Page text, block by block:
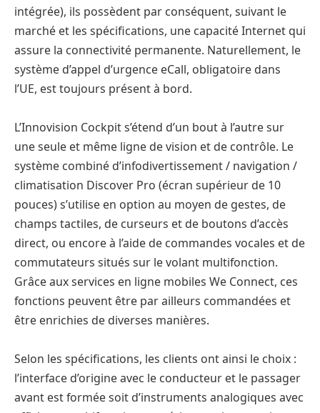
intégrée), ils possèdent par conséquent, suivant le
marché et les spécifications, une capacité Internet qui
assure la connectivité permanente. Naturellement, le
système d’appel d’urgence eCall, obligatoire dans
l’UE, est toujours présent à bord.
L’Innovision Cockpit s’étend d’un bout à l’autre sur
une seule et même ligne de vision et de contrôle. Le
système combiné d’infodivertissement / navigation /
climatisation Discover Pro (écran supérieur de 10
pouces) s’utilise en option au moyen de gestes, de
champs tactiles, de curseurs et de boutons d’accès
direct, ou encore à l’aide de commandes vocales et de
commutateurs situés sur le volant multifonction.
Grâce aux services en ligne mobiles We Connect, ces
fonctions peuvent être par ailleurs commandées et
être enrichies de diverses manières.
Selon les spécifications, les clients ont ainsi le choix :
l’interface d’origine avec le conducteur et le passager
avant est formée soit d’instruments analogiques avec